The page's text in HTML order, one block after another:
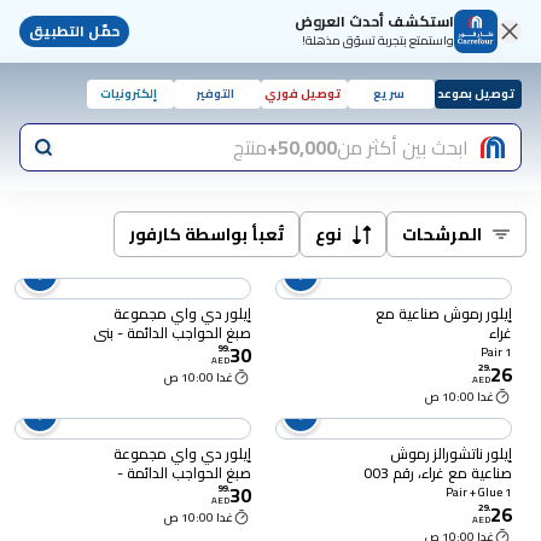
استكشف أحدث العروض
واستمتع بتجربة تسوّق مذهلة! حمّل التطبيق
توصيل بموعد سريع توصيل فوري التوفير إلكترونيات
ابحث بين أكثر من50,000+ منتج
المرشحات نوع تُعبأ بواسطة كارفور
إيلور رموش صناعية مع
غراء
1 Pair
26
.
29
AED
غدا 10:00 ص
إيلور دي واي مجموعة
صبغ الحواجب الدائمة - بني
داكن
30
.
99
AED
غدا 10:00 ص
إيلور ناتشورالز رموش
صناعية مع غراء، رقم 003
باللون الأسود1 Pair + Glue
26
.
29
AED
إيلور دي واي مجموعة
صبغ الحواجب الدائمة -
أسود
30
.
99
AED
غدا 10:00 ص